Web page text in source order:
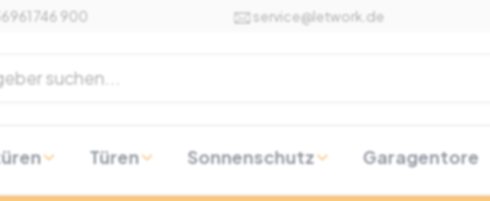
746 900 service@letwork.de
suchen...
Türen Sonnenschutz Garagentore